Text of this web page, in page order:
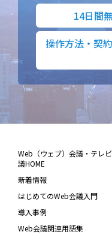
14日間
操作方法・契
Web（ウェブ）会議・テレ
議HOME
新着情報
はじめてのWeb会議入門
導入事例
Web会議関連用語集